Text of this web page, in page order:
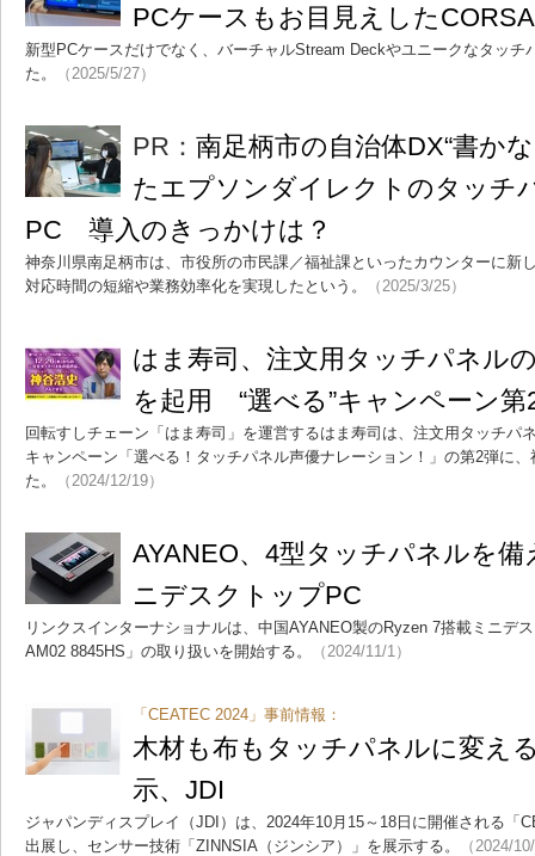
PCケースもお目見えした
新型PCケースだけでなく、バーチャルStream Deckやユニークなタッチ
た。
（2025/5/27）
PR： 南足柄市の自治体DX“書か
たエプソンダイレクトのタッチ
PC 導入のきっかけは？
神奈川県南足柄市は、市役所の市民課／福祉課といったカウンターに新
対応時間の短縮や業務効率化を実現したという。
（2025/3/25）
はま寿司、注文用タッチパネル
を起用 “選べる”キャンペーン第
回転すしチェーン「はま寿司」を運営するはま寿司は、注文用タッチパ
キャンペーン「選べる！タッチパネル声優ナレーション！」の第2弾に
た。
（2024/12/19）
AYANEO、4型タッチパネルを備
ニデスクトップPC
リンクスインターナショナルは、中国AYANEO製のRyzen 7搭載ミニデ
AM02 8845HS」の取り扱いを開始する。
（2024/11/1）
「CEATEC 2024」事前情報：
木材も布もタッチパネルに変え
示、JDI
ジャパンディスプレイ（JDI）は、2024年10月15～18日に開催される「
出展し、センサー技術「ZINNSIA（ジンシア）」を展示する。
（2024/